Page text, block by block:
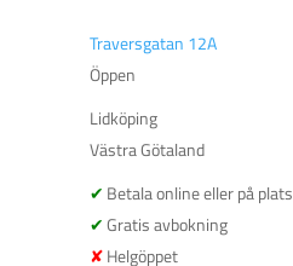
Traversgatan 12A
Öppen
Lidköping
Västra Götaland
Betala online eller på plats
Gratis avbokning
Helgöppet